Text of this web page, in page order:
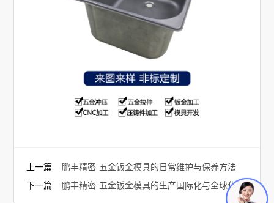
上一篇鹏丰精密-五金钣金模具的日常维护与保养方法
下一篇鹏丰精密-五金钣金模具的生产国际化与全球化趋势